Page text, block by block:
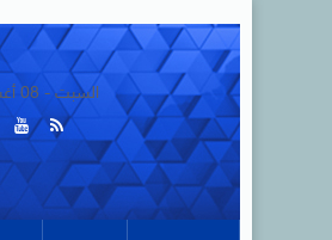
السبت - 08 أغسطس 2026